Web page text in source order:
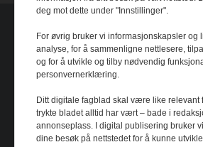
deg mot dette under "Innstillinger".
For øvrig bruker vi informasjonskapsler og
analyse, for å sammenligne nettlesere,
og for å utvikle og tilby nødvendig
personvernerklæring.
Ditt digitale fagblad skal være like relevant
trykte bladet alltid har vært – bade i
annonseplass. I digital publisering bruker
dine besøk på nettstedet for å kunne